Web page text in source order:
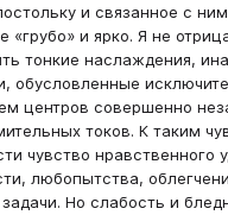
и связанное с
«грубо» и ярко. Я не
тонкие наслаждения,
обусловленные
центров совершенно
токов. К таким
чувство нравственного
любопытства,
Но слабость и